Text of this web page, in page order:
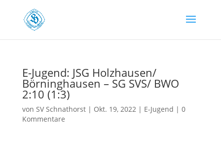
E-Jugend: JSG Holzhausen/
Börninghausen – SG SVS/ BWO
2:10 (1:3)
von SV Schnathorst| Okt. 19, 2022| E-Jugend | 0
Kommentare